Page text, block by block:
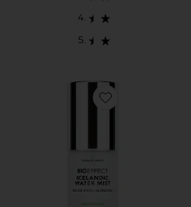
Favorite Icelandic